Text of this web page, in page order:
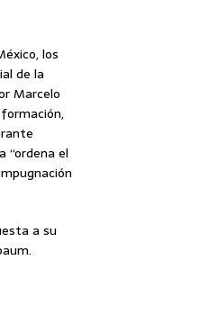
los
de la
Marcelo
“ordena el
a su